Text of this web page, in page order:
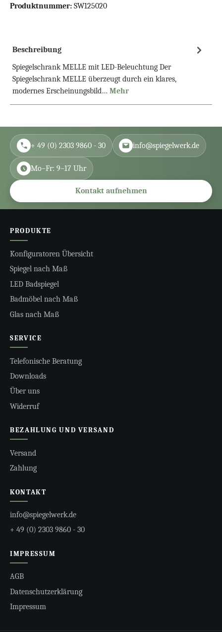
Produktnummer: SW125020
Beschreibung
Spiegelschrank MELLE mit LED-Beleuchtung Der
Spiegelschrank MELLE überzeugt durch ein klares,
modernes Erscheinungsbild… Mehr
+ 49 (0) 2303 9860 - 30 info@spiegelwerk.de
Mo–Fr: 9–17 Uhr
Kontakt aufnehmen
PRODUKTE
Konfiguratoren Übersicht
Spiegel nach Maß
LED Badspiegel
Badmöbel nach Maß
Glas nach Maß
SERVICE
Telefonische Beratung
Downloads
Über uns
Widerruf
BEZAHLUNG UND VERSAND
Versand
Zahlung
KONTAKT
info@spiegelwerk.de
+ 49 (0) 2303 9860 - 30
IMPRESSUM
AGB
Datenschutzerklärung
Impressum